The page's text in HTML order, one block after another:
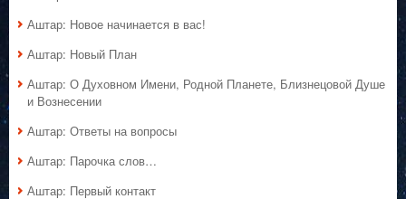
Аштар: Новое начинается в вас!
Аштар: Новый План
Аштар: О Духовном Имени, Родной Планете, Близнецовой Душе
и Вознесении
Аштар: Ответы на вопросы
Аштар: Парочка слов…
Аштар: Первый контакт